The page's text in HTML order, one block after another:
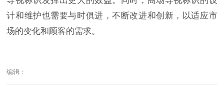
计和维护也需要与时俱进，不断改进和创新，以适应市
场的变化和顾客的需求。
编辑：